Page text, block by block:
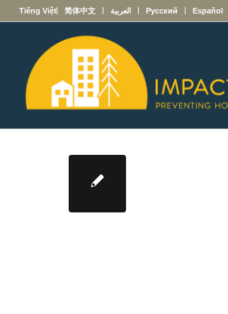
Español
Русский العربية 简体中文
Tiếng Việt